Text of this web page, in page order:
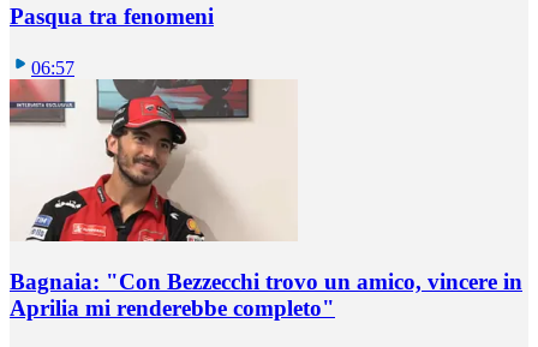
Pasqua tra fenomeni
06:57
Bagnaia: "Con Bezzecchi trovo un amico, vincere in
Aprilia mi renderebbe completo"